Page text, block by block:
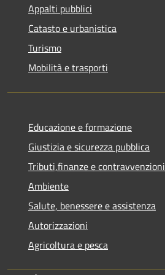
Appalti pubblici
Catasto e urbanistica
Turismo
Mobilità e trasporti
Educazione e formazione
Giustizia e sicurezza pubblica
Tributi,finanze e contravvenzioni
Ambiente
Salute, benessere e assistenza
Autorizzazioni
Agricoltura e pesca